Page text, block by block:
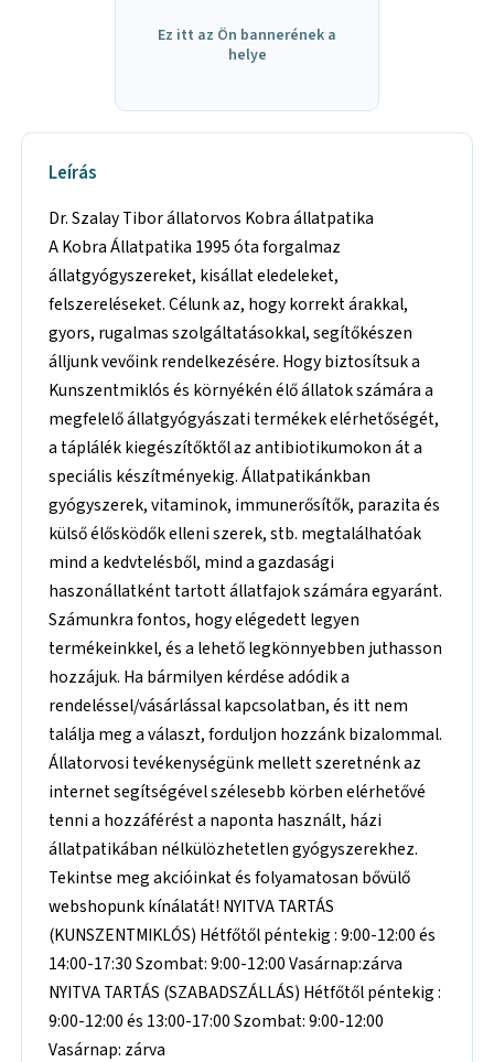
Ez itt az Ön bannerének a
helye
Leírás
Dr. Szalay Tibor állatorvos Kobra állatpatika
A Kobra Állatpatika 1995 óta forgalmaz
állatgyógyszereket, kisállat eledeleket,
felszereléseket. Célunk az, hogy korrekt árakkal,
gyors, rugalmas szolgáltatásokkal, segítőkészen
álljunk vevőink rendelkezésére. Hogy biztosítsuk a
Kunszentmiklós és környékén élő állatok számára a
megfelelő állatgyógyászati termékek elérhetőségét,
a táplálék kiegészítőktől az antibiotikumokon át a
speciális készítményekig. Állatpatikánkban
gyógyszerek, vitaminok, immunerősítők, parazita és
külső élősködők elleni szerek, stb. megtalálhatóak
mind a kedvtelésből, mind a gazdasági
haszonállatként tartott állatfajok számára egyaránt.
Számunkra fontos, hogy elégedett legyen
termékeinkkel, és a lehető legkönnyebben juthasson
hozzájuk. Ha bármilyen kérdése adódik a
rendeléssel/vásárlással kapcsolatban, és itt nem
találja meg a választ, forduljon hozzánk bizalommal.
Állatorvosi tevékenységünk mellett szeretnénk az
internet segítségével szélesebb körben elérhetővé
tenni a hozzáférést a naponta használt, házi
állatpatikában nélkülözhetetlen gyógyszerekhez.
Tekintse meg akcióinkat és folyamatosan bővülő
webshopunk kínálatát! NYITVA TARTÁS
(KUNSZENTMIKLÓS) Hétfőtől péntekig : 9:00-12:00 és
14:00-17:30 Szombat: 9:00-12:00 Vasárnap:zárva
NYITVA TARTÁS (SZABADSZÁLLÁS) Hétfőtől péntekig :
9:00-12:00 és 13:00-17:00 Szombat: 9:00-12:00
Vasárnap: zárva